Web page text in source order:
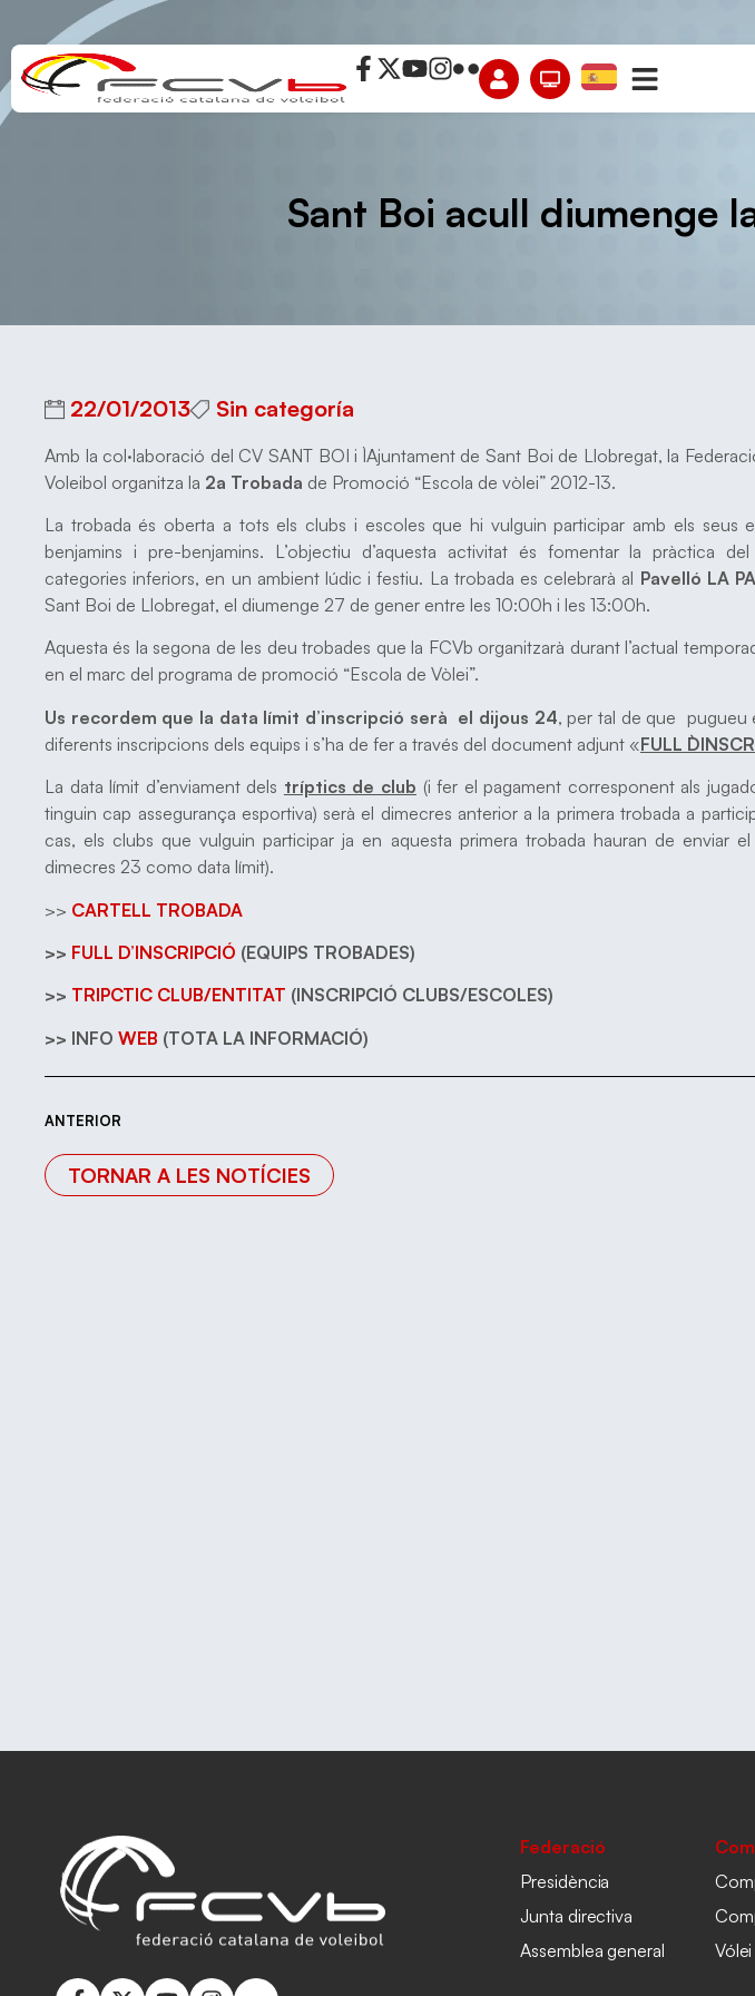
Sant Boi acull diumenge
22/01/2013 Sin categoría
Amb la col·laboració del CV SANT BOI i l`Ajuntament de Sant Boi de Llobregat, la
Voleibol organitza la 2a Trobada de Promoció “Escola de vòlei” 2012-13.
La trobada és oberta a tots els clubs i escoles que hi vulguin participar amb els seus
benjamins i pre-benjamins. L’objectiu d’aquesta activitat és fomentar la pràctica
categories inferiors, en un ambient lúdic i festiu. La trobada es celebrarà al Pavelló LA
Sant Boi de Llobregat, el diumenge 27 de gener entre les 10:00h i les 13:00h.
Aquesta és la segona de les deu trobades que la FCVb organitzarà durant l’actual
en el marc del programa de promoció “Escola de Vòlei”.
Us recordem que la data límit d’inscripció serà el dijous 24, per tal de que pugueu
diferents inscripcions dels equips i s’ha de fer a través del document adjunt «FULL
La data límit d’enviament dels tríptics de club (i fer el pagament corresponent als
tinguin cap assegurança esportiva) serà el dimecres anterior a la primera trobada a
cas, els clubs que vulguin participar ja en aquesta primera trobada hauran de enviar
dimecres 23 como data límit).
>> CARTELL TROBADA
>> FULL D’INSCRIPCIÓ (EQUIPS TROBADES)
>> TRIPCTIC CLUB/ENTITAT (INSCRIPCIÓ CLUBS/ESCOLES)
>> INFO WEB (TOTA LA INFORMACIÓ)
ANTERIOR
TORNAR A LES NOTÍCIES
Federació
Presidència
Junta directiva
Assemblea general